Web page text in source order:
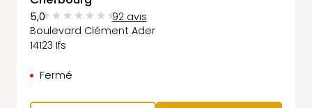
5,0
92 avis
Boulevard Clément Ader
14123 Ifs
Fermé